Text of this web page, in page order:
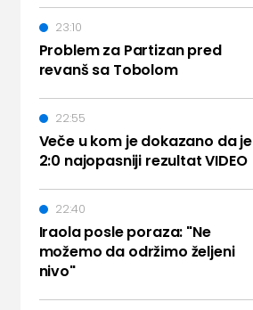
Problem za Partizan pred
revanš sa Tobolom
23:10
Veče u kom je dokazano da je
2:0 najopasniji rezultat VIDEO
22:55
Iraola posle poraza: "Ne
možemo da održimo željeni
nivo"
22:40